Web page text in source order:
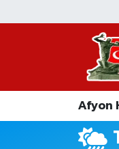
Afyon
Afyon Haber
Spor